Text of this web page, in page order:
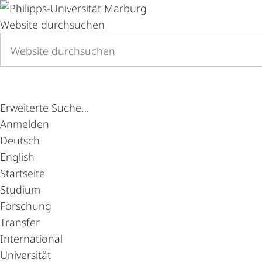
Website durchsuchen
Erweiterte Suche…
Anmelden
Deutsch
English
Startseite
Studium
Forschung
Transfer
International
Universität